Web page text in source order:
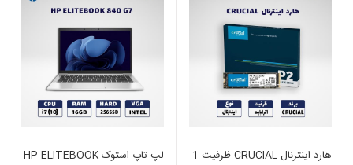
هارد اینترنال CRUCIAL ظرفیت 1
لپ تاپ استوک HP ELITEBOOK